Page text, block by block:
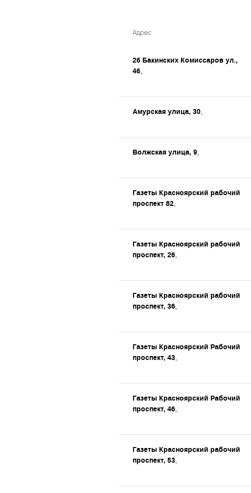
Адрес
26 Бакинских Комиссаров ул.,
46,
Амурская улица, 30,
Волжская улица, 9,
Газеты Красноярский рабочий
проспект 82,
Газеты Красноярский рабочий
проспект, 26,
Газеты Красноярский рабочий
проспект, 36,
Газеты Красноярский Рабочий
проспект, 43,
Газеты Красноярский Рабочий
проспект, 46,
Газеты Красноярский рабочий
проспект, 53,